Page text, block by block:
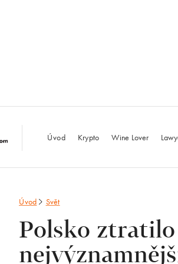
Úvod Krypto Wine Lover
Úvod Svět
Polsko